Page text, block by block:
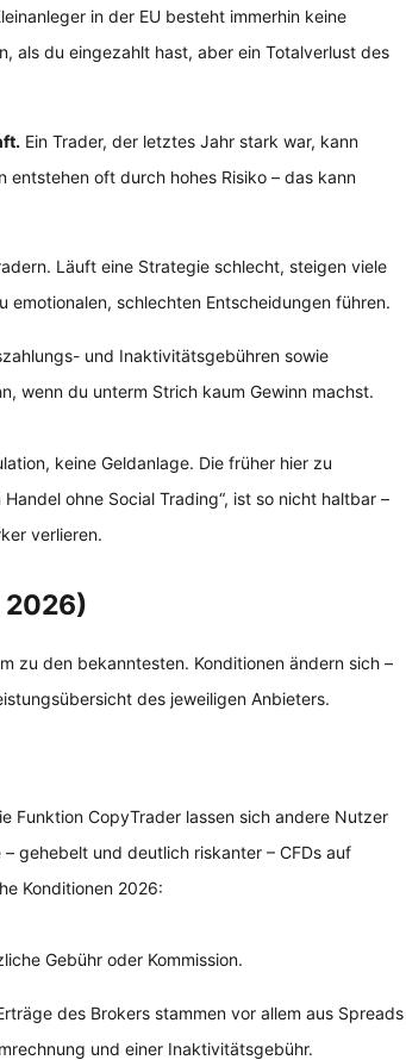
in der EU besteht immerhin keine
als du eingezahlt hast, aber ein Totalverlust des
Ein Trader, der letztes Jahr stark war, kann
entstehen oft durch hohes Risiko – das kann
Läuft eine Strategie schlecht, steigen viele
schlechten Entscheidungen führen.
und Inaktivitätsgebühren sowie
wenn du unterm Strich kaum Gewinn machst.
keine Geldanlage. Die früher hier zu
ohne Social Trading“, ist so nicht haltbar –
verlieren.
2026)
zu den bekanntesten. Konditionen ändern sich –
des jeweiligen Anbieters.
Funktion CopyTrader lassen sich andere Nutzer
gehebelt und deutlich riskanter – CFDs auf
Konditionen 2026:
Gebühr oder Kommission.
des Brokers stammen vor allem aus Spreads
und einer Inaktivitätsgebühr.